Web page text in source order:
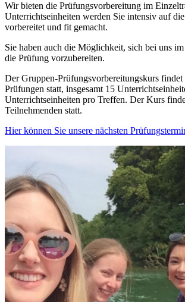
Wir bieten die Prüfungsvorbereitung im
Unterrichtseinheiten werden Sie intensiv auf
vorbereitet und fit gemacht.
Sie haben auch die Möglichkeit, sich bei uns
die Prüfung vorzubereiten.
Der Gruppen-Prüfungsvorbereitungskurs
Prüfungen statt, insgesamt 15
Unterrichtseinheiten pro Treffen. Der Kurs
Teilnehmenden statt.
Hier können Sie unsere nächsten